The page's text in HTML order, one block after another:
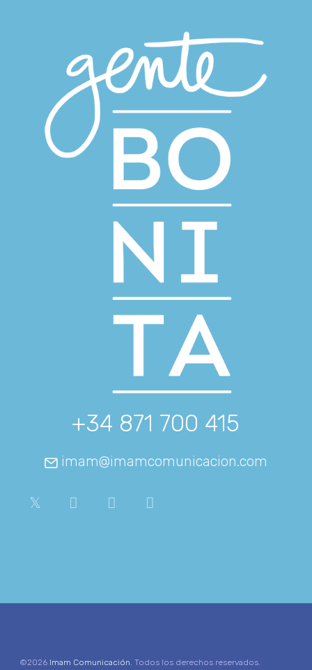
+34 871 700 415
imam@imamcomunicacion.com
©2026 Imam Comunicación. Todos los derechos reservados.